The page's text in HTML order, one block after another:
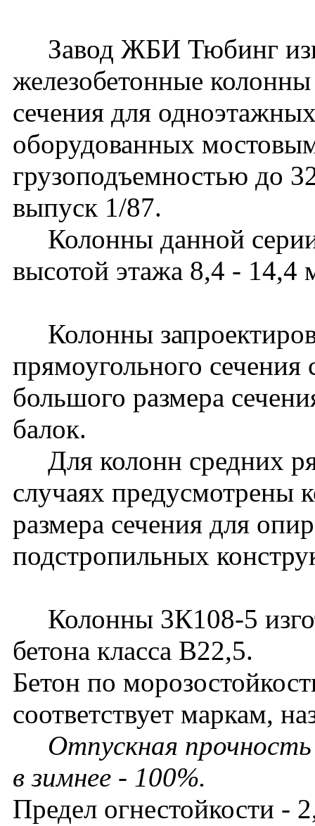
Завод ЖБИ Тюбинг
железобетонные
сечения для
оборудованных
грузоподъемностью до
выпуск 1/87.
Колонны данной
высотой этажа 8,4 - 14,4
Колонны
прямоугольного сечения
большого размера
балок.
Для колонн средних
случаях предусмотрены
размера сечения для
подстропильных
Колонны 3К108-5
бетона класса В22,5.
Бетон по
соответствует маркам,
Отпускная
в зимнее - 100%.
Предел огнестойкости -